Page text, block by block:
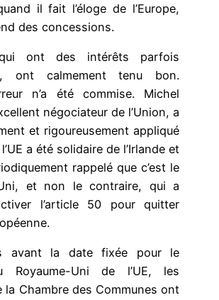
il fait l’éloge de l’Europe,
des concessions.
ont des intérêts parfois
ont calmement tenu bon.
n’a été commise. Michel
négociateur de l’Union, a
et rigoureusement appliqué
a été solidaire de l’Irlande et
rappelé que c’est le
Uni, et non le contraire, qui a
l’article 50 pour quitter
avant la date fixée pour le
Royaume-Uni de l’UE, les
la Chambre des Communes ont